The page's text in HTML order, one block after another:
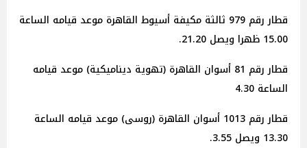
قطار رقم 979 ثالثة مكيفة أسيوط القاهرة موعد قيامه الساعة
15.00 ظهرا ويصل 21.20.
قطار رقم 81 أسوان القاهرة (تهوية ديناميكية) موعد قيامه
الساعة 4.30
قطار رقم 1013 أسوان القاهرة (روسى) موعد قيامه الساعة
13.30 ويصل 3.55.